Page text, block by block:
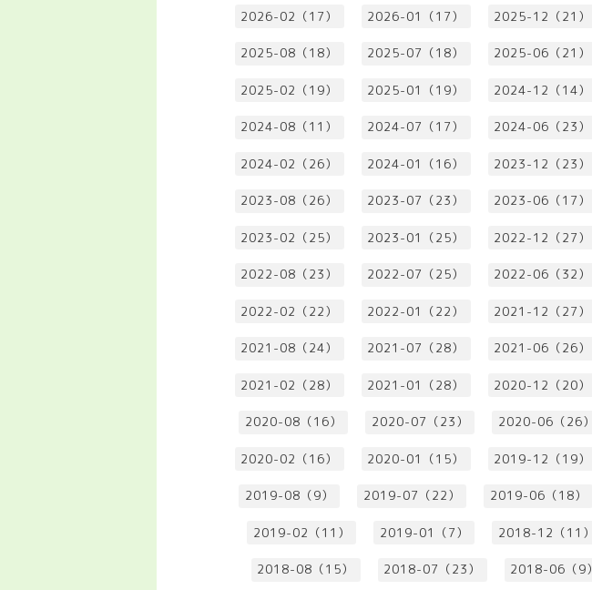
2026-02（17） 2026-01（17） 2025-12（21）
2025-08（18） 2025-07（18） 2025-06（21）
2025-02（19） 2025-01（19） 2024-12（14）
2024-08（11） 2024-07（17） 2024-06（23）
2024-02（26） 2024-01（16） 2023-12（23）
2023-08（26） 2023-07（23） 2023-06（17）
2023-02（25） 2023-01（25） 2022-12（27）
2022-08（23） 2022-07（25） 2022-06（32）
2022-02（22） 2022-01（22） 2021-12（27）
2021-08（24） 2021-07（28） 2021-06（26）
2021-02（28） 2021-01（28） 2020-12（20）
2020-08（16） 2020-07（23） 2020-06（26）
2020-02（16） 2020-01（15） 2019-12（19）
2019-08（9） 2019-07（22） 2019-06（18）
2019-02（11） 2019-01（7） 2018-12（11）
2018-08（15） 2018-07（23） 2018-06（9）